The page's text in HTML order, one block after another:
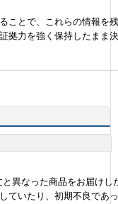
ことで、これらの情報を
拠力を強く保持したまま
異なった商品をお届けし
ていたり、初期不良であ